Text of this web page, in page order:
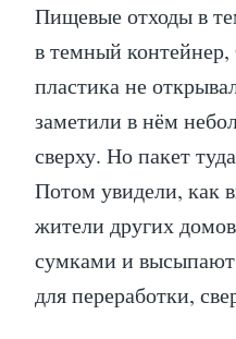
Пищевые отходы в
в темный
пластика не
заметили в нём
сверху. Но пакет
Потом увидели, как
жители других
сумками и
для переработки,